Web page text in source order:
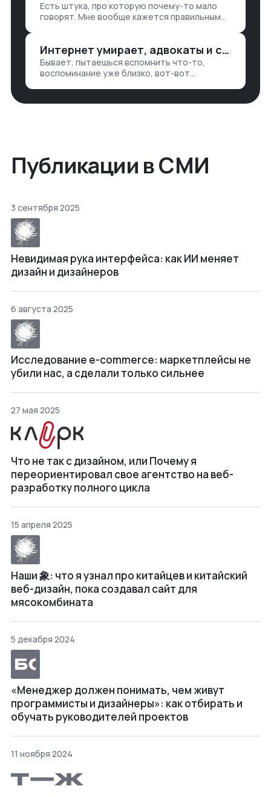
— все ручками
Есть штука, про которую почему-то мало
говорят. Мне вообще кажется правильным
хватаешь у клиента: е…
Интернет умирает, адвокаты и судьи в растерянности, а я хочу песню
Бывает, пытаешься вспомнить что-то,
воспоминание уже близко, вот-вот
неделями, если сильно не повезе…
Публикации в СМИ
3 сентября 2025
Невидимая рука интерфейса: как ИИ меняет
дизайн и дизайнеров
6 августа 2025
Исследование e-commerce: маркетплейсы не
убили нас, а сделали только сильнее
27 мая 2025
Что не так с дизайном, или Почему я
переориентировал свое агентство на веб-
разработку полного цикла
15 апреля 2025
Наши 象: что я узнал про китайцев и китайский
веб-дизайн, пока создавал сайт для
мясокомбината
5 декабря 2024
«Менеджер должен понимать, чем живут
программисты и дизайнеры»: как отбирать и
обучать руководителей проектов
11 ноября 2024